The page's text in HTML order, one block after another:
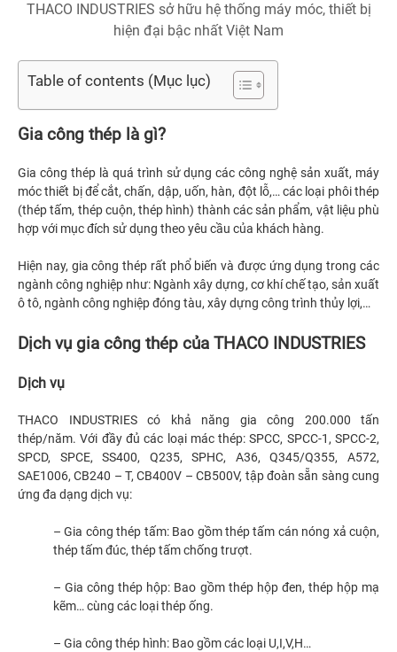
THACO INDUSTRIES sở hữu hệ thống máy móc, thiết bị
hiện đại bậc nhất Việt Nam
Table of contents (Mục lục)
Gia công thép là gì?
Gia công thép là quá trình sử dụng các công nghệ sản xuất, máy
móc thiết bị để cắt, chấn, dập, uốn, hàn, đột lỗ,… các loại phôi thép
(thép tấm, thép cuộn, thép hình) thành các sản phẩm, vật liệu phù
hợp với mục đích sử dụng theo yêu cầu của khách hàng.
Hiện nay, gia công thép rất phổ biến và được ứng dụng trong các
ngành công nghiệp như: Ngành xây dựng, cơ khí chế tạo, sản xuất
ô tô, ngành công nghiệp đóng tàu, xây dựng công trình thủy lợi,…
Dịch vụ gia công thép của THACO INDUSTRIES
Dịch vụ
THACO INDUSTRIEScó khả năng gia công 200.000 tấn
thép/năm. Với đầy đủ các loại mác thép: SPCC, SPCC-1, SPCC-2,
SPCD, SPCE, SS400, Q235, SPHC, A36, Q345/Q355, A572,
SAE1006, CB240 – T, CB400V – CB500V, tập đoàn sẵn sàng cung
ứng đa dạng dịch vụ:
– Gia công thép tấm: Bao gồm thép tấm cán nóng xả cuộn,
thép tấm đúc, thép tấm chống trượt.
– Gia công thép hộp: Bao gồm thép hộp đen, thép hộp mạ
kẽm… cùng các loại thép ống.
– Gia công thép hình: Bao gồm các loại U,I,V,H…